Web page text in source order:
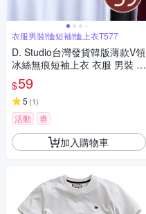
衣服男裝t恤短袖t恤上衣T577
D. Studio台灣發貨韓版薄款V領
冰絲無痕短袖上衣 衣服 男裝 t
恤 短袖t恤 上衣T577
$59
5 (1)
活動 券
加入購物車